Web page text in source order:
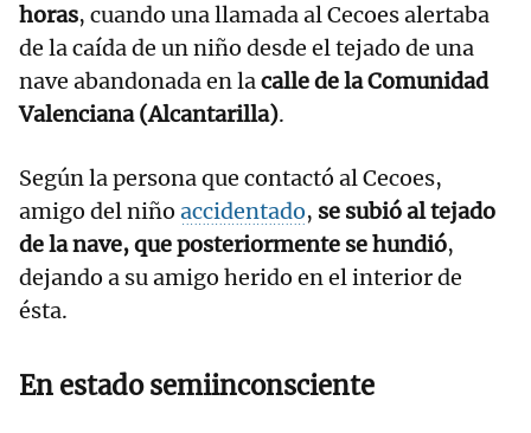
horas, cuando una llamada al Cecoes alertaba
de la caída de un niño desde el tejado de una
nave abandonada en lacalle de la Comunidad
Valenciana (Alcantarilla).
Según la persona que contactó al Cecoes,
amigo del niño accidentado, se subió al tejado
de la nave, que posteriormente se hundió,
dejando a su amigo herido en el interior de
ésta.
En estado semiinconsciente